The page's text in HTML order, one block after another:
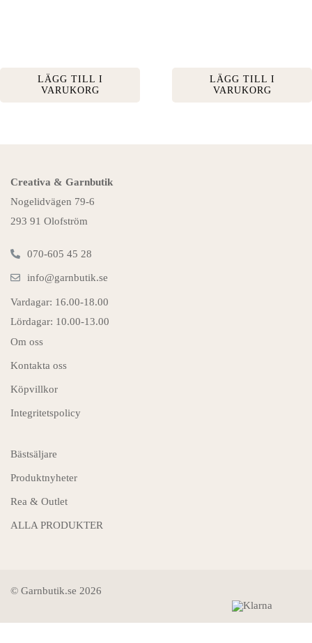
LÄGG TILL I
VARUKORG
LÄGG TILL I
VARUKORG
Creativa & Garnbutik
Nogelidvägen 79-6
293 91 Olofström
070-605 45 28
info@garnbutik.se
Vardagar: 16.00-18.00
Lördagar: 10.00-13.00
Om oss
Kontakta oss
Köpvillkor
Integritetspolicy
Bästsäljare
Produktnyheter
Rea & Outlet
ALLA PRODUKTER
© Garnbutik.se 2026